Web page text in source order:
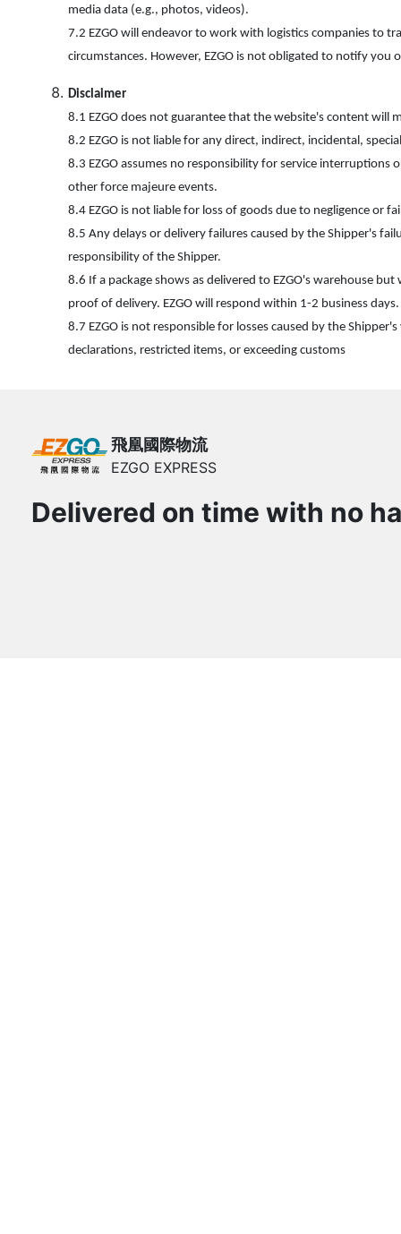
media data (e.g., photos, videos).
7.2 EZGO will endeavor to work with logistics companies to
circumstances. However, EZGO is not obligated to notify
Disclaimer
8.1 EZGO does not guarantee that the website's content will
8.2 EZGO is not liable for any direct, indirect, incidental,
8.3 EZGO assumes no responsibility for service interruptions
other force majeure events.
8.4 EZGO is not liable for loss of goods due to negligence or
8.5 Any delays or delivery failures caused by the Shipper's
responsibility of the Shipper.
8.6 If a package shows as delivered to EZGO's warehouse
proof of delivery. EZGO will respond within 1-2 business days.
8.7 EZGO is not responsible for losses caused by the
declarations, restricted items, or exceeding customs
飛凰國際物流
EZGO EXPRESS
Delivered on time with no